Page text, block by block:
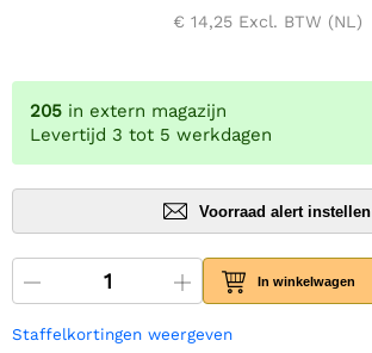
€ 14,25Excl. BTW (NL)
205 in extern magazijn
Levertijd 3 tot 5 werkdagen
Voorraad alert instellen
In winkelwagen
Staffelkortingen weergeven